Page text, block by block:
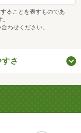
ることを表すものであ
わせください。
さ